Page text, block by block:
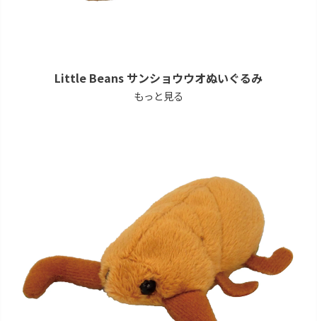
Little Beans サンショウウオぬいぐるみ
もっと見る